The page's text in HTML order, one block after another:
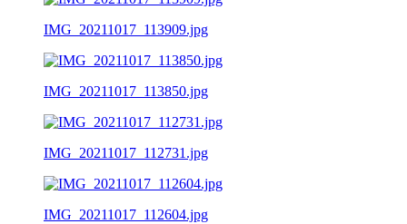
IMG_20211017_113909.jpg
IMG_20211017_113850.jpg
IMG_20211017_112731.jpg
IMG_20211017_112604.jpg